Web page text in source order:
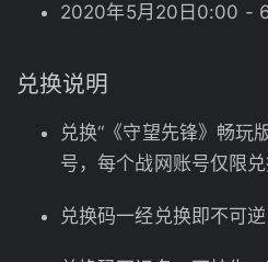
2020年5月20日0:00 -
兑换说明
兑换“《守望先锋》畅玩
号，每个战网账号仅限兑
兑换码一经兑换即不可